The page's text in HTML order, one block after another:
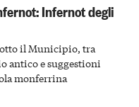
Infernot degli
il Municipio, tra
antico e suggestioni
monferrina